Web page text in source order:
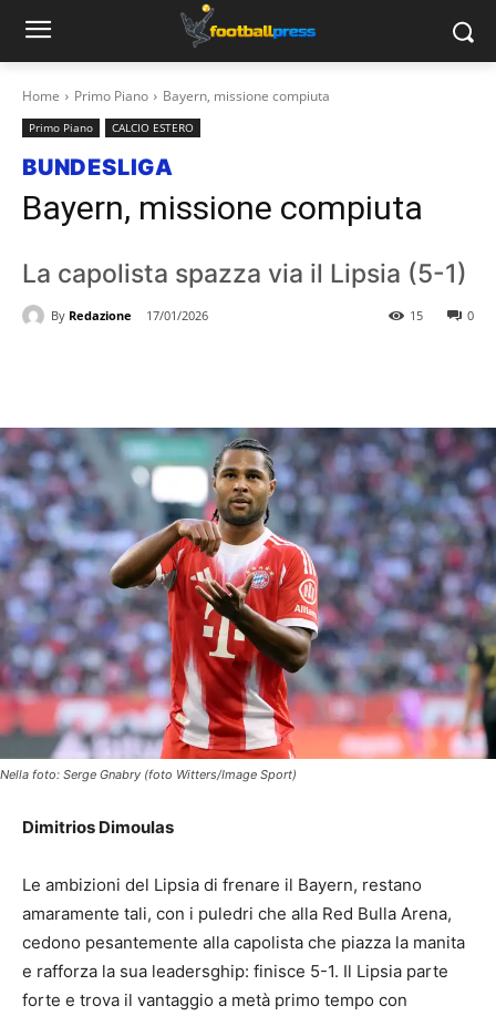
Home Primo Piano Bayern, missione compiuta
Primo Piano CALCIO ESTERO
BUNDESLIGA
Bayern, missione compiuta
La capolista spazza via il Lipsia (5-1)
By Redazione 17/01/2026 0
15
Nella foto: Serge Gnabry (foto Witters/Image Sport)
Dimitrios Dimoulas
Le ambizioni del Lipsia di frenare il Bayern, restano
amaramente tali, con i puledri che alla Red Bulla Arena,
cedono pesantemente alla capolista che piazza la manita
e rafforza la sua leadersghip: finisce 5-1. Il Lipsia parte
forte e trova il vantaggio a metà primo tempo con